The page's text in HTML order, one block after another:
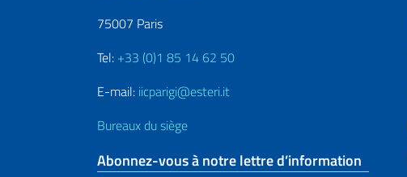
75007 Paris
Tel: +33 (0)1 85 14 62 50
E-mail: iicparigi@esteri.it
Bureaux du siège
Abonnez-vous à notre lettre d’information